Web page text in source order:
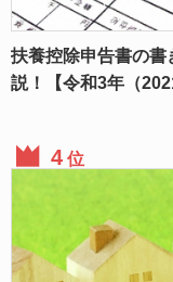
扶養控除申告書の書
説！【令和3年（
位